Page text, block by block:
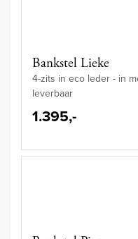
Bankstel Lieke
4-zits in eco leder - in
leverbaar
1.395,-